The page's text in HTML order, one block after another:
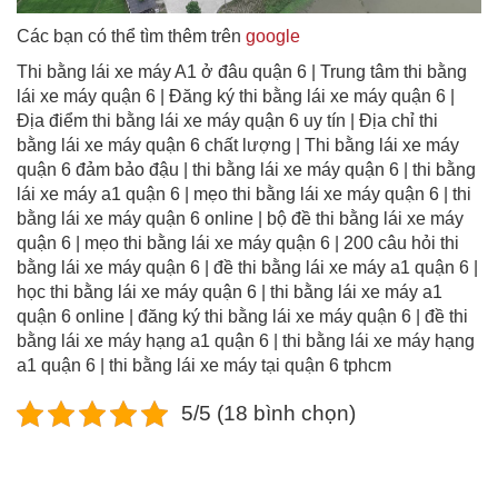
Các bạn có thể tìm thêm trên google
Thi bằng lái xe máy A1 ở đâu quận 6 | Trung tâm thi bằng
lái xe máy quận 6 | Đăng ký thi bằng lái xe máy quận 6 |
Địa điểm thi bằng lái xe máy quận 6 uy tín | Địa chỉ thi
bằng lái xe máy quận 6 chất lượng | Thi bằng lái xe máy
quận 6 đảm bảo đậu | thi bằng lái xe máy quận 6 | thi bằng
lái xe máy a1 quận 6 | mẹo thi bằng lái xe máy quận 6 | thi
bằng lái xe máy quận 6 online | bộ đề thi bằng lái xe máy
quận 6 | mẹo thi bằng lái xe máy quận 6 | 200 câu hỏi thi
bằng lái xe máy quận 6 | đề thi bằng lái xe máy a1 quận 6 |
học thi bằng lái xe máy quận 6 | thi bằng lái xe máy a1
quận 6 online | đăng ký thi bằng lái xe máy quận 6 | đề thi
bằng lái xe máy hạng a1 quận 6 | thi bằng lái xe máy hạng
a1 quận 6 | thi bằng lái xe máy tại quận 6 tphcm
5/5 (18 bình chọn)